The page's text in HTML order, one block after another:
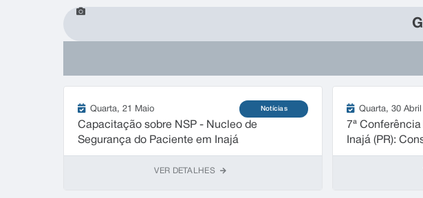
Notícias
Quarta 21 Maio
Capacitação sobre NSP - Nucleo de
Segurança do Paciente em Inajá
VER DETALHES
Quarta 30 Abril
7ª
Inajá (PR):